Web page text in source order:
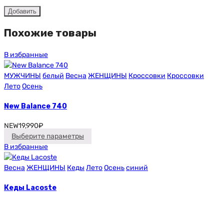
Похожие товары
В избранные
МУЖЧИНЫ белый Весна ЖЕНЩИНЫ Кроссовки Кроссовки
ЛетоОсень
New Balance 740
NEW19,990₽
Выберите параметры
В избранные
Весна ЖЕНЩИНЫ Кеды ЛетоОсеньсиний
Кеды Lacoste